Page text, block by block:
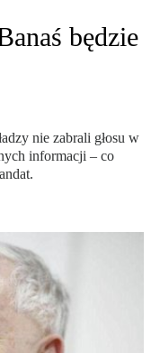
będzie
nie zabrali głosu w
informacji – co